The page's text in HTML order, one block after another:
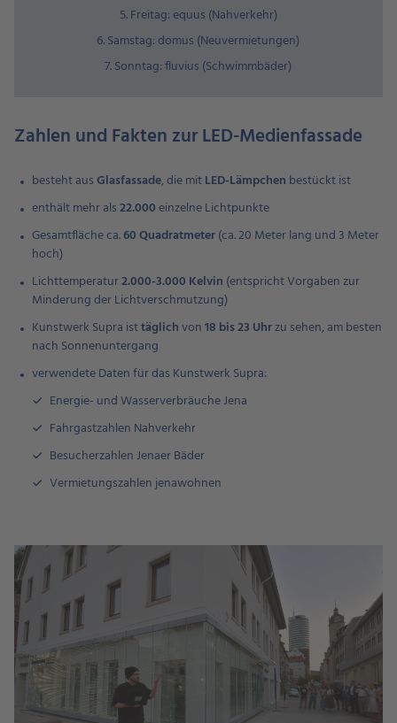
5. Freitag: equus (Nahverkehr)
6. Samstag: domus (Neuvermietungen)
7. Sonntag: fluvius (Schwimmbäder)
Zahlen und Fakten zur LED-Medienfassade
besteht ausGlasfassade, die mitLED-Lämpchen bestückt ist
enthält mehr als22.000einzelne Lichtpunkte
Gesamtfläche ca.60 Quadratmeter(ca. 20 Meter lang und 3 Meter
hoch)
Lichttemperatur2.000-3.000 Kelvin (entspricht Vorgaben zur
Minderung der Lichtverschmutzung)
Kunstwerk Supra isttäglichvon18 bis 23 Uhrzu sehen, am besten
nach Sonnenuntergang
verwendete Daten für das Kunstwerk Supra:
Energie- und Wasserverbräuche Jena
Fahrgastzahlen Nahverkehr
Besucherzahlen Jenaer Bäder
Vermietungszahlen jenawohnen